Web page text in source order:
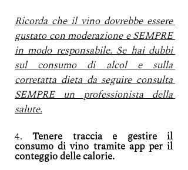
Ricorda che il vino dovrebbe essere
gustato con moderazione e SEMPRE
in modo responsabile. Se hai dubbi
sul consumo di alcol e sulla
corretatta dieta da seguire consulta
SEMPRE un professionista della
salute.
4. Tenere traccia e gestire il
consumo di vino tramite app per il
conteggio delle calorie.